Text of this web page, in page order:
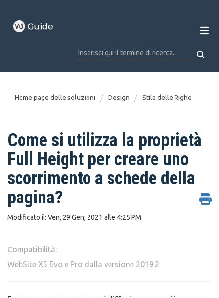
Home page delle soluzioni Design Stile delle Righe
Come si utilizza la proprietà
Full Height per creare uno
scorrimento a schede della
pagina?
Modificato il: Ven, 29 Gen, 2021 alle 4:25 PM
Compatibilità:
WebSite X5 Evo e Pro dalla versione 2019.2